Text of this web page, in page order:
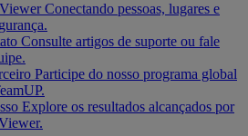
Conectando pessoas, lugares e
Consulte artigos de suporte ou fale
Participe do nosso programa global
Explore os resultados alcançados por